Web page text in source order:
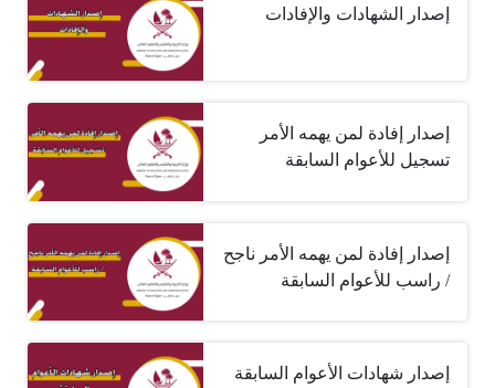
إصدار الشهادات والإفادات
إصدار إفادة لمن يهمه الأمر
تسجيل للأعوام السابقة
إصدار إفادة لمن يهمه الأمر ناجح
/ راسب للأعوام السابقة
إصدار شهادات الأعوام السابقة